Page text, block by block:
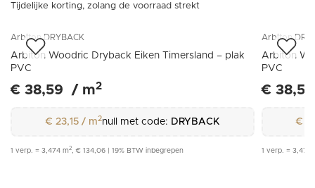
Tijdelijke korting, zolang de voorraad strekt
Arbiton DRYBACK
Arbiton Woodric Dryback Eiken Timersland – plak
PVC
€ 38,59 / m2
€ 23,15/ m2null met code: DRYBACK
1 verp. = 3,474 m2,€ 134,06 19% BTW inbegrepen
Arbiton
Arbiton
PVC
€ 38,59
€
1 verp. = 3,474